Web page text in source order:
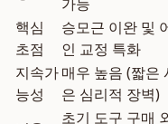
핵심
초점
승모근 이완 및
인 교정 특화
지속가
능성
매우 높음 (짧은
은 심리적 장벽)
초기 도구 구매